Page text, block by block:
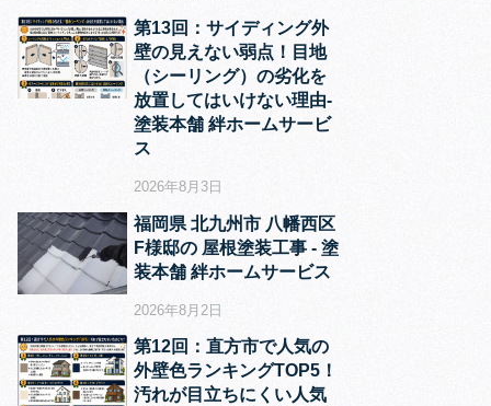
第13回：サイディング外
壁の見えない弱点！目地
（シーリング）の劣化を
放置してはいけない理由‐
塗装本舗 絆ホームサービ
ス
2026年8月3日
福岡県 北九州市 八幡西区
F様邸の 屋根塗装工事 ‐ 塗
装本舗 絆ホームサービス
2026年8月2日
第12回：直方市で人気の
外壁色ランキングTOP5！
汚れが目立ちにくい人気